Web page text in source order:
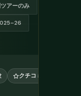
アーのみ
クチコミ